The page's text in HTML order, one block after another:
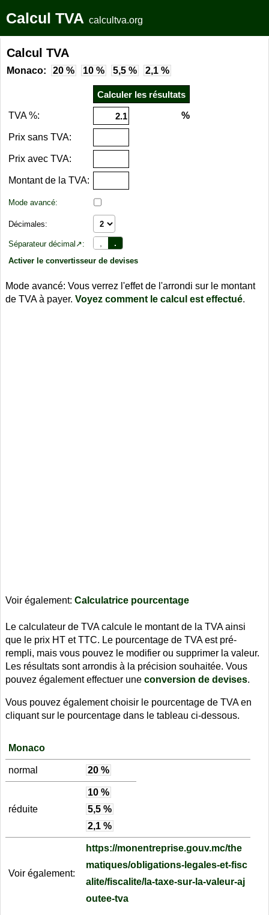
Calcul TVA calcultva.org
Calcul TVA
Monaco: 20 % 10 % 5,5 % 2,1 %
TVA %: %
Prix sans TVA:
Prix avec TVA:
Montant de la TVA:
Mode avancé:
Décimales:
Séparateur décimal↗: .
Activer le convertisseur de devises
Mode avancé: Vous verrez l'effet de l'arrondi sur le montant
de TVA à payer. Voyez comment le calcul est effectué.
Voir également: Calculatrice pourcentage
Le calculateur de TVA calcule le montant de la TVA ainsi
que le prix HT et TTC. Le pourcentage de TVA est pré-
rempli, mais vous pouvez le modifier ou supprimer la valeur.
Les résultats sont arrondis à la précision souhaitée. Vous
pouvez également effectuer une conversion de devises.
Vous pouvez également choisir le pourcentage de TVA en
cliquant sur le pourcentage dans le tableau ci-dessous.
Monaco
normal 20 %
réduite
10 %
5,5 %
2,1 %
Voir également:
https://monentreprise.gouv.mc/the
matiques/obligations-legales-et-fisc
alite/fiscalite/la-taxe-sur-la-valeur-aj
outee-tva